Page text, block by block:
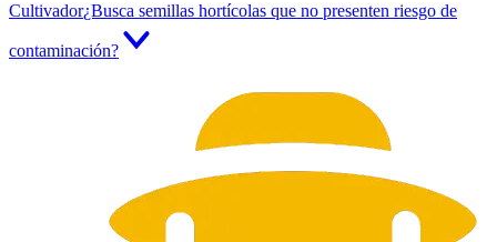
Cultivador¿Busca semillas hortícolas que no presenten riesgo de
contaminación?